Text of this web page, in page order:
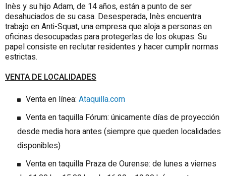
Inès y su hijo Adam, de 14 años, están a punto de ser
desahuciados de su casa. Desesperada, Inès encuentra
trabajo en Anti-Squat, una empresa que aloja a personas en
oficinas desocupadas para protegerlas de los okupas. Su
papel consiste en reclutar residentes y hacer cumplir normas
estrictas.
VENTA DE LOCALIDADES
Venta en línea: Ataquilla.com
Venta en taquilla Fórum: únicamente días de proyección
desde media hora antes (siempre que queden localidades
disponibles)
Venta en taquilla Praza de Ourense: de lunes a viernes